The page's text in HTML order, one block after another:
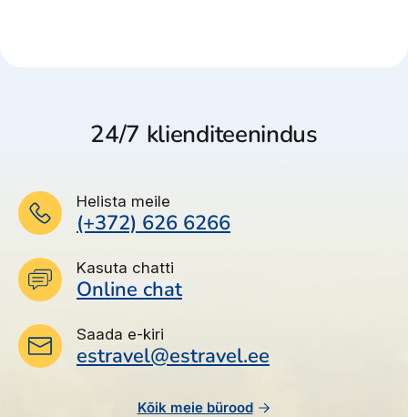
24/7 klienditeenindus
Helista meile
(+372) 626 6266
Kasuta chatti
Online chat
Saada e-kiri
estravel@estravel.ee
Kõik meie bürood